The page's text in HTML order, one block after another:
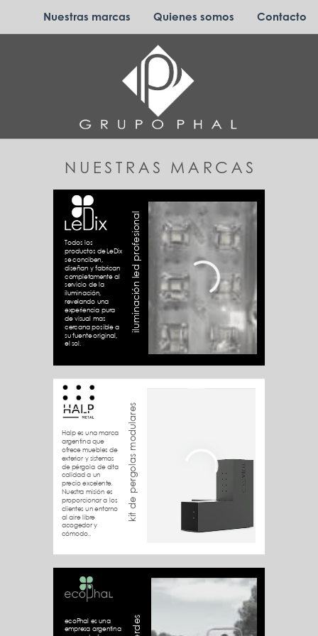
Nuestras marcas Quienes somos Contacto
iluminación led profesional
Todos los
productos de LeDix
se conciben,
diseñan y fabrican
completamente al
servicio de la
iluminación,
revelando una
experiencia pura
de visual mas
cercana posible a
su fuente original,
el sol.
Halp es una marca
argentina que
ofrece muebles de
exterior y sistemas
de pérgola de alta
calidad a un
precio excelente.
Nuestra misión es
proporcionar a los
clientes un entorno
al aire libre
acogedor y
cómodo..
kit de pergolas modulares
ecoPhal es una
empresa argentina
NUESTRAS MARCAS